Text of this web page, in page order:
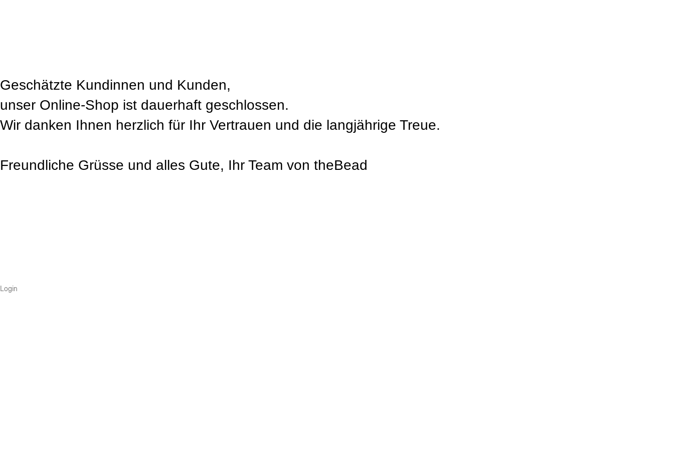
Geschätzte Kundinnen und Kunden,
unser Online-Shop ist dauerhaft geschlossen.
Wir danken Ihnen herzlich für Ihr Vertrauen und die langjährige Treue.
Freundliche Grüsse und alles Gute, Ihr Team von theBead
Login